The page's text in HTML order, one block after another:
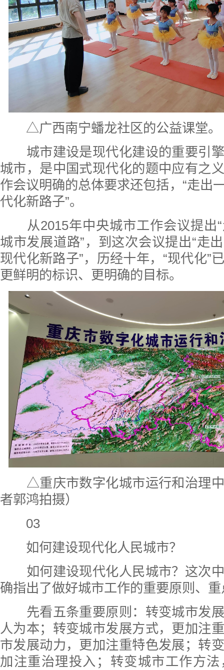
△广西南宁蟠龙社区的公益课堂。
城市建设是现代化建设的重要引擎
城市，是中国式现代化的题中应有之
作会议明确的总体要求还包括，“走出
代化新路子”。
从2015年中央城市工作会议提出“
城市发展道路”，到这次会议提出“走
现代化新路子”，历经十年，“现代化”
更鲜明的标识、更明确的目标。
△重庆市数字化城市运行和治理中
者郭鸿拍摄）
03
如何建设现代化人民城市？
如何建设现代化人民城市？这次中
确指出了做好城市工作的重要原则、
先看五条重要原则：转变城市发展
人为本；转变城市发展方式，更加注
市发展动力，更加注重特色发展；转
加注重治理投入；转变城市工作方